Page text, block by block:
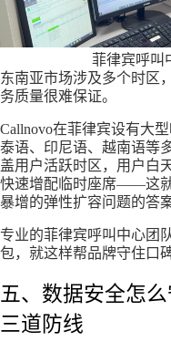
菲律宾呼叫
东南亚市场涉及多个时区
务质量很难保证。
Callnovo在菲律宾设有大
泰语、印尼语、越南语等
盖用户活跃时区，用户白
快速增配临时座席——这
暴增的弹性扩容问题的答案
专业的菲律宾呼叫中心团
包，就这样帮品牌守住口碑
五、数据安全怎
三道防线